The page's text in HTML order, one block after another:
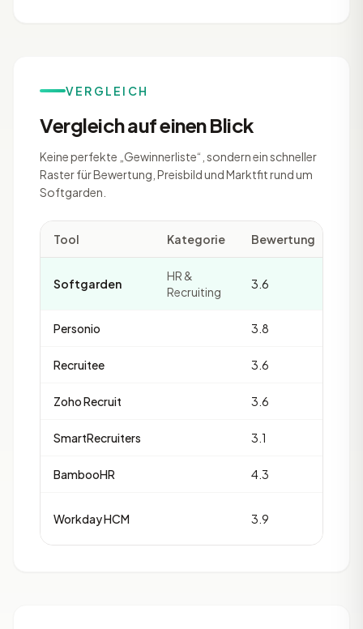
VERGLEICH
Vergleich auf einen Blick
Keine perfekte „Gewinnerliste“, sondern ein schneller
Raster für Bewertung, Preisbild und Marktfit rund um
Softgarden.
Tool Kategorie Bewertung
Softgarden
HR &
Recruiting
3.6
Personio 3.8
Recruitee 3.6
Zoho Recruit 3.6
SmartRecruiters 3.1
BambooHR 4.3
Workday HCM 3.9